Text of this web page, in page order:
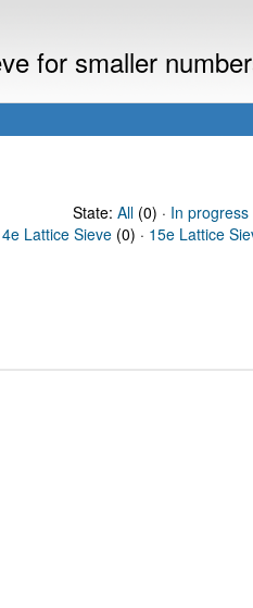
for smaller
State: All(0) · In progress
Lattice Sieve (0) · 15e Lattice